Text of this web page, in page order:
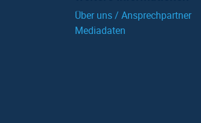
Über uns / Ansprechpartner
Mediadaten